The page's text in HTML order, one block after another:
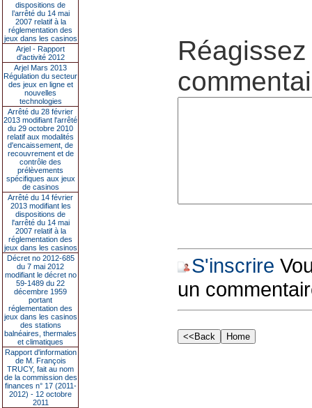
dispositions de
l’arrêté du 14 mai
2007 relatif à la
réglementation des
jeux dans les casinos
Arjel - Rapport
d'activité 2012
Arjel Mars 2013
Régulation du secteur
des jeux en ligne et
nouvelles
technologies
Arrêté du 28 février
2013 modifiant l'arrêté
du 29 octobre 2010
relatif aux modalités
d'encaissement, de
recouvrement et de
contrôle des
prélèvements
spécifiques aux jeux
de casinos
Arrêté du 14 février
2013 modifiant les
dispositions de
l'arrêté du 14 mai
2007 relatif à la
réglementation des
jeux dans les casinos
Décret no 2012-685
du 7 mai 2012
modifiant le décret no
59-1489 du 22
décembre 1959
portant
réglementation des
jeux dans les casinos
des stations
balnéaires, thermales
et climatiques
Rapport d'information
de M. François
TRUCY, fait au nom
de la commission des
finances n° 17 (2011-
2012) - 12 octobre
2011
S'inscrire
un